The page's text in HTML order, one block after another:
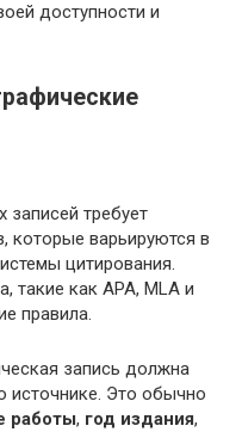
доступности и
требует
которые варьируются в
цитирования.
такие как APA, MLA и
правила.
запись должна
Это обычно
работы, год издания,